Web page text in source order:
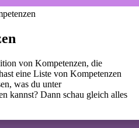
von Kompetenzen, die
eine Liste von Kompetenzen
was du unter
kannst? Dann schau gleich alles